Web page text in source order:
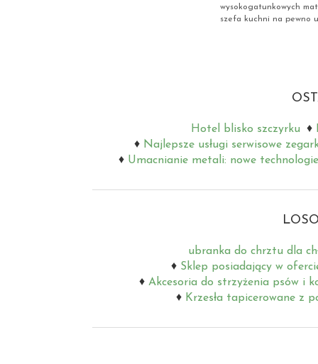
wysokogatunkowych
szefa kuchni na pewno
Hotel blisko szczyrku
Najlepsze usługi serwisowe
Umacnianie metali: nowe
ubranka do chrztu dla
Sklep posiadający w
Akcesoria do strzyżenia psów i
Krzesła tapicerowane z